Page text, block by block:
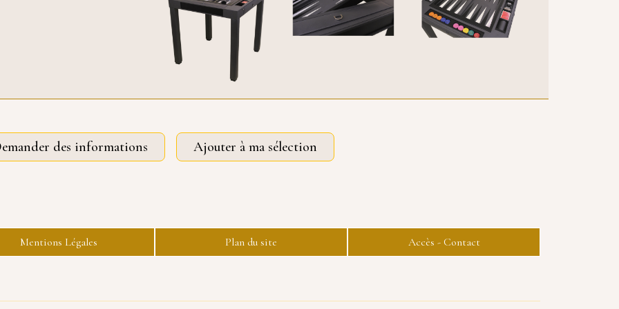
des informations Ajouter à ma sélection
Mentions Légales Plan du site Accès - Contact